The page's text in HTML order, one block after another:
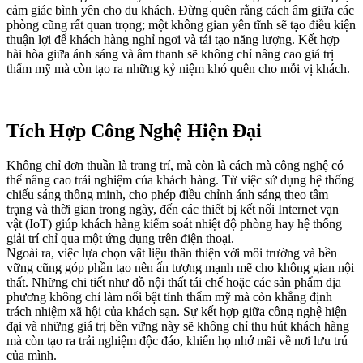
cảm giác bình yên cho du khách. Đừng quên rằng cách âm giữa các
phòng cũng rất quan trọng; một không gian yên tĩnh sẽ tạo điều kiện
thuận lợi để khách hàng nghỉ ngơi và tái tạo năng lượng. Kết hợp
hài hòa giữa ánh sáng và âm thanh sẽ không chỉ nâng cao giá trị
thẩm mỹ mà còn tạo ra những kỷ niệm khó quên cho mỗi vị khách.
Tích Hợp Công Nghệ Hiện Đại
Không chỉ đơn thuần là trang trí, mà còn là cách mà công nghệ có
thể nâng cao trải nghiệm của khách hàng. Từ việc sử dụng hệ thống
chiếu sáng thông minh, cho phép điều chỉnh ánh sáng theo tâm
trạng và thời gian trong ngày, đến các thiết bị kết nối Internet vạn
vật (IoT) giúp khách hàng kiểm soát nhiệt độ phòng hay hệ thống
giải trí chỉ qua một ứng dụng trên điện thoại.
Ngoài ra, việc lựa chọn vật liệu thân thiện với môi trường và bền
vững cũng góp phần tạo nên ấn tượng mạnh mẽ cho không gian nội
thất. Những chi tiết như đồ nội thất tái chế hoặc các sản phẩm địa
phương không chỉ làm nổi bật tính thẩm mỹ mà còn khẳng định
trách nhiệm xã hội của khách sạn. Sự kết hợp giữa công nghệ hiện
đại và những giá trị bền vững này sẽ không chỉ thu hút khách hàng
mà còn tạo ra trải nghiệm độc đáo, khiến họ nhớ mãi về nơi lưu trú
của mình.